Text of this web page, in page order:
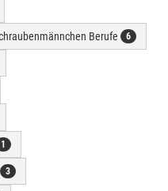
Berufe 6
1
3